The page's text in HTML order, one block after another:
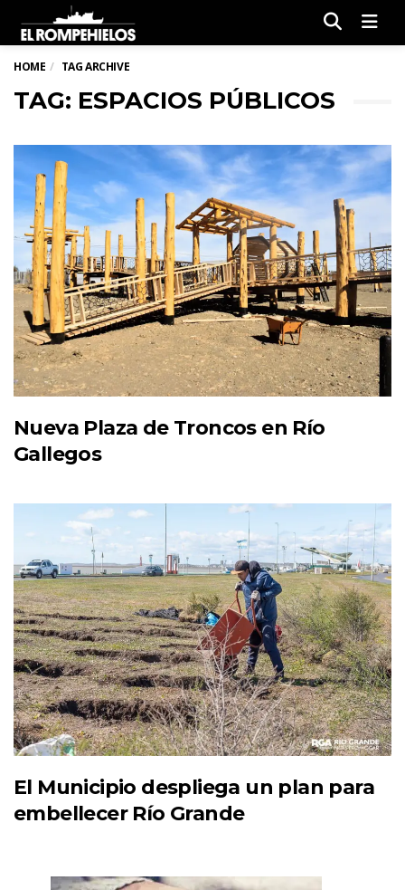
HOME TAG ARCHIVE
TAG: ESPACIOS PÚBLICOS
Nueva Plaza de Troncos en Río
Gallegos
El Municipio despliega un plan para
embellecer Río Grande